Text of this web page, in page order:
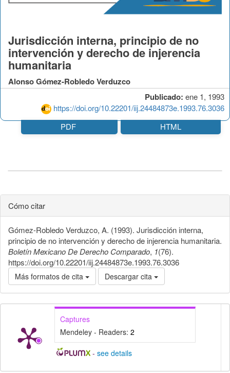
Publicado: ene 1, 1993
https://doi.org/10.22201/iij.24484873e.1993.76.3036
Jurisdicción interna, principio de no
intervención y derecho de injerencia
humanitaria
Alonso Gómez-Robledo Verduzco
PDF HTML
Cómo citar
Gómez-Robledo Verduzco, A. (1993). Jurisdicción interna,
principio de no intervención y derecho de injerencia humanitaria.
Boletín Mexicano De Derecho Comparado, 1(76).
https://doi.org/10.22201/iij.24484873e.1993.76.3036
Más formatos de cita Descargar cita
Captures
Mendeley - Readers: 2
- see details